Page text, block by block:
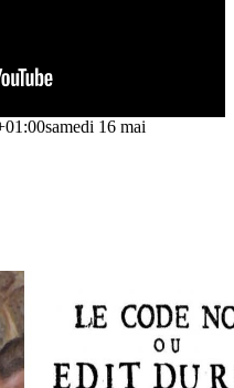
samedi 16 mai